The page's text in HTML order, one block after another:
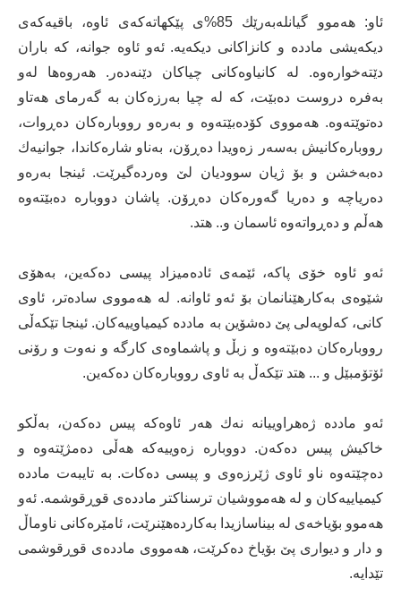
ئاو: هەموو گیانلەبەرێك 85%ی پێكهاتەكەی ئاوە، باقیەكەی
دیكەیشی مادده‌ و كانزاكانی دیكەیە. ئەو ئاوە جوانە، كە باران
دێتەخوارەوە. لە كانیاوەكانی چیاكان دێنەدەر. هەروەها لەو
بەفرە دروست دەبێت، كە لە چیا بەرزەكان بە گەرمای هەتاو
دەتوێتەوە. هەمووی كۆدەبێتەوە و بەرەو رووبارەكان دەڕوات،
رووبارەكانیش بەسەر زەویدا دەڕۆن، بەناو شارەكاندا، جوانیەك
دەبەخشن و بۆ ژیان سوودیان لێ وەردەگیرێت. ئینجا بەرەو
دەریاچە و دەریا گەورەكان دەڕۆن. پاشان دووبارە دەبێتەوە
هەڵم و دەڕواتەوە ئاسمان و.. هتد.
ئەو ئاوە خۆی پاكە، ئێمەی ئادەمیزاد پیسی دەكەین، بەهۆی
شێوەی بەكارهێنانمان بۆ ئەو ئاوانە. لە هەمووی سادەتر، ئاوی
كانی، كەلوپەلی پێ دەشۆین بە مادده‌ كیمیاوییەكان. ئینجا تێكەڵی
رووبارەكان دەبێتەوە و زبڵ و پاشماوەی كارگە و نەوت و رۆنی
ئۆتۆمبێل و ... هتد تێكەڵ بە ئاوی رووبارەكان دەكەین.
ئەو مادده‌ ژەهراوییانە نەك هەر ئاوەكە پیس دەكەن، بەڵكو
خاكیش پیس دەكەن. دووبارە زەوییەكە هەڵی دەمژێتەوە و
دەچێتەوە ناو ئاوی ژێرزەوی و پیسی دەكات. بە تایبەت مادده‌
كیمیاییەكان و لە هەمووشیان ترسناكتر مادده‌ی قوڕقوشمە. ئەو
هەموو بۆیاخەی لە بیناسازیدا بەكاردەهێنرێت، ئامێرەكانی ناوماڵ
و دار و دیواری پێ بۆیاخ دەكرێت، هەمووی مادده‌ی قوڕقوشمی
تێدایە.